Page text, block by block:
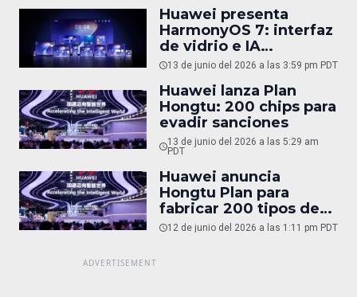
Huawei presenta
HarmonyOS 7: interfaz
de vidrio e IA
autónoma
13 de junio del 2026 a las 3:59 pm PDT
Huawei lanza Plan
Hongtu: 200 chips para
evadir sanciones
13 de junio del 2026 a las 5:29 am
PDT
Huawei anuncia
Hongtu Plan para
fabricar 200 tipos de
chips
12 de junio del 2026 a las 1:11 pm PDT